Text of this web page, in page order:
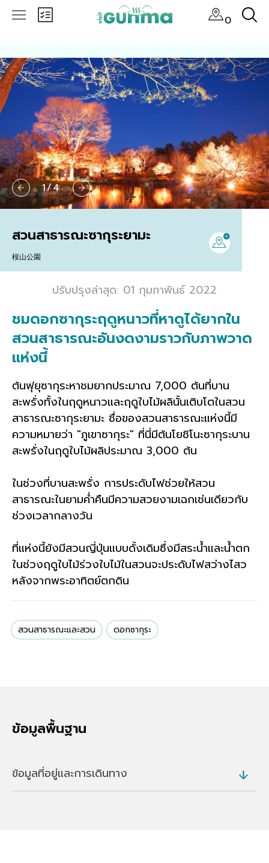
0
1/4
สวนสาธารณะซากุระยามะ
桜山公園
ปรับปรุงล่าสุด: 01 กุมภาพันธ์ 2022
ชมดอกซากุระฤดูหนาวที่หาดูได้ยากใน
สวนสาธารณะอันงดงามราวกับภาพวาด
แห่งนี้
ต้นฟุยุซากุระหาชมยากประมาณ 7,000 ต้นที่บาน
สะพรั่งทั้งในฤดูหนาวและฤดูใบไม้ผลินั้นเติบโตในสวน
สาธารณะซากุระยามะ ชื่อของสวนสาธารณะแห่งนี้มี
ความหมายว่า "ภูเขาซากุระ" ที่นี่มีต้นโยชิโนะซากุระบาน
สะพรั่งในฤดูใบไม้ผลิประมาณ 3,000 ต้น
ในช่วงที่บานสะพรั่ง การประดับไฟช่วยให้สวน
สาธารณะในยามค่ำคืนมีความสวยงามเฉกเช่นเดียวกับ
ช่วงเวลากลางวัน
ที่แห่งนี้ยังมีสวนญี่ปุ่นแบบดั้งเดิมซึ่งมีสระน้ำและน้ำตก
ในช่วงฤดูใบไม้ร่วงใบไม้ในสวนจะประดับไฟสว่างไสว
หลังจากพระอาทิตย์ตกดิน
สวนสาธารณะและสวน ดอกซากุระ
ข้อมูลพื้นฐาน
ข้อมูลที่อยู่และการเดินทาง